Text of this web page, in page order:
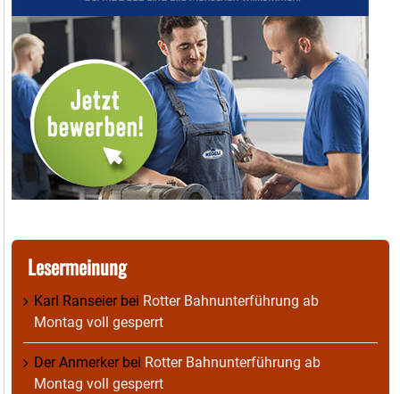
Lesermeinung
Karl Ranseierbei Rotter Bahnunterführung ab
Montag voll gesperrt
Der Anmerkerbei Rotter Bahnunterführung ab
Montag voll gesperrt